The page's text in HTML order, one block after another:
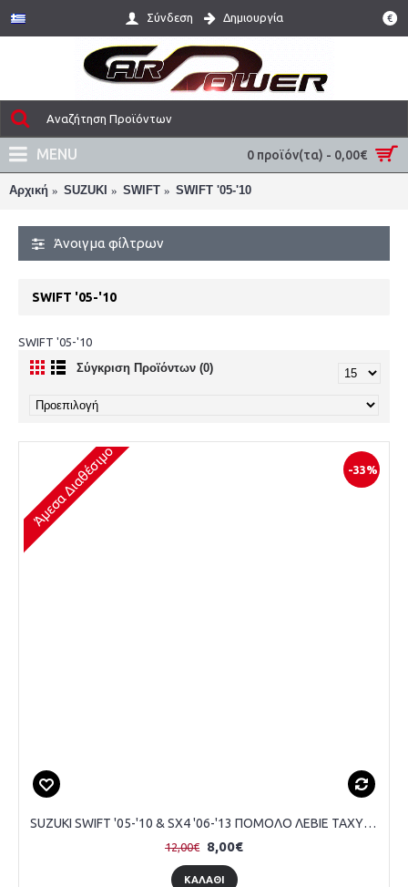
€
Σύνδεση Δημιουργία
0 προϊόν(τα) - 0,00€
MENU
Αρχική SUZUKI SWIFT SWIFT '05-'10
Άνοιγμα φίλτρων
SWIFT '05-'10
SWIFT '05-'10
Σύγκριση Προϊόντων (0)
-33%
Άμεσα Διαθέσιμο
SUZUKI SWIFT '05-'10 & SX4 '06-'13 ΠΟΜΟΛΟ ΛΕΒΙΕ ΤΑΧΥΤΗΤΩΝ ΜΕ ΒΑΣΗ ΤΥΠΟΥ "Τ", ΧΡΩΜΙΟ ΜΕ ΜΑΥΡΑ ΓΡΑΜΜΑΤΑ
12,00€ 8,00€
ΚΑΛΆΘΙ